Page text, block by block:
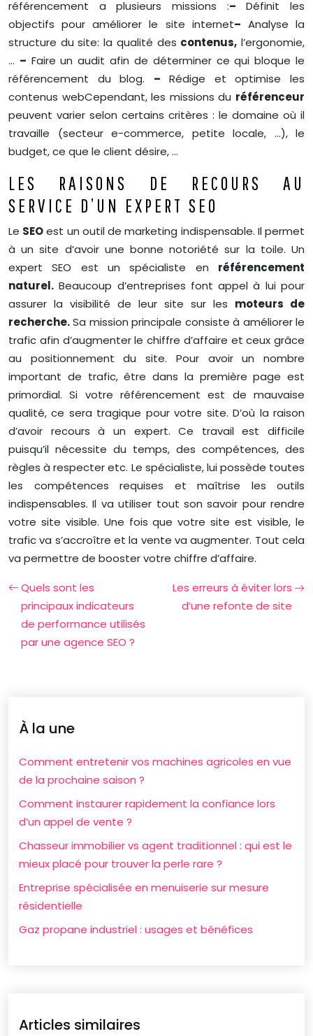
référencement a plusieurs missions :– Définit les
objectifs pour améliorer le site internet– Analyse la
structure du site: la qualité des contenus, l’ergonomie,
… – Faire un audit afin de déterminer ce qui bloque le
référencement du blog. – Rédige et optimise les
contenus webCependant, les missions du référenceur
peuvent varier selon certains critères : le domaine où il
travaille (secteur e-commerce, petite locale, …), le
budget, ce que le client désire, …
LES RAISONS DE RECOURS AU
SERVICE D’UN EXPERT SEO
Le SEOest un outil de marketing indispensable. Il permet
à un site d’avoir une bonne notoriété sur la toile. Un
expert SEO est un spécialiste en référencement
naturel. Beaucoup d’entreprises font appel à lui pour
assurer la visibilité de leur site sur les moteurs de
recherche.Sa mission principale consiste à améliorer le
trafic afin d’augmenter le chiffre d’affaire et ceux grâce
au positionnement du site. Pour avoir un nombre
important de trafic, être dans la première page est
primordial. Si votre référencement est de mauvaise
qualité, ce sera tragique pour votre site. D’où la raison
d’avoir recours à un expert. Ce travail est difficile
puisqu’il nécessite du temps, des compétences, des
règles à respecter etc. Le spécialiste, lui possède toutes
les compétences requises et maîtrise les outils
indispensables. Il va utiliser tout son savoir pour rendre
votre site visible. Une fois que votre site est visible, le
trafic va s’accroître et la vente va augmenter. Tout cela
va permettre de booster votre chiffre d’affaire.
Quels sont les
principaux indicateurs
de performance utilisés
par une agence SEO ?
Les erreurs à éviter lors
d’une refonte de site
À la une
Comment entretenir vos machines agricoles en vue
de la prochaine saison ?
Comment instaurer rapidement la confiance lors
d’un appel de vente ?
Chasseur immobilier vs agent traditionnel : qui est le
mieux placé pour trouver la perle rare ?
Entreprise spécialisée en menuiserie sur mesure
résidentielle
Gaz propane industriel : usages et bénéfices
Articles similaires